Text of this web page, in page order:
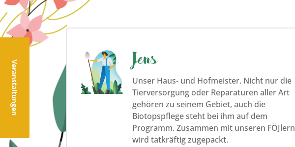
Jens
Unser Haus- und Hofmeister. Nicht nur die
Tierversorgung oder Reparaturen aller Art
gehören zu seinem Gebiet, auch die
Biotopspflege steht bei ihm auf dem
Programm. Zusammen mit unseren FÖJlern
wird tatkräftig zugepackt.
Veranstaltungen